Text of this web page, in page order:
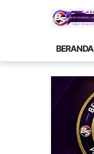
BERANDA